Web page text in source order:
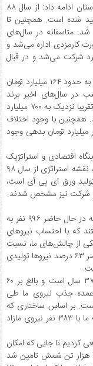
به گزارش ایسنا، مدیرعامل شرکت فولاد اکسین خوزستان ادامه داد: از سال ۸۸
فولادی تولید شده است. همچنین تا
تن ورق تولید شد. متاسفانه در سال‌های
کارمزدی اداره می‌شد و
شرکت می‌شد و در قبال
ابراهیمی با بیان اینکه زیان انباشته در پایان سال ۹۷ به حدود ۱۶۴ میلیارد تومان
در سال‌های اخیر برند
“اکسین” تخریب شده است. بدهی سال ۹۲ شرکت تقریبا نزدیک به ۷۰۰ میلیارد
همچنین با وجود اختلاف
تومان بدهی وجود
اقتصادی و استراتژیک
نگاه می‌کند که به همت نیروی متخصص در شرکت، نقشه استراتژی از سال ۹۸
تولید ورق ای پی آی است،
شرکت نیز مشخص شدند.
مدیرعامل شرکت فولاد اکسین خوزستان با بیان اینکه در حال حاضر ۹۹۶ نفر به
که با احتساب نیروهای
داریم، گفت: یکی از چالش‌های ما، نسبت
نیروی ستادی به نیروی تولیدی است که در حال حاضر ۶۳ درصد نیروها تولیدی
ابراهیمی ادامه داد: همچنین متوسط سن نیروها ۳۷ سال است و بالغ بر ۶۰
عمده جذب نیروی ما طی
شده است. بر اساس ساختاری که
شرکت دانیلی برای فولاد اکسین در نظر گرفته است ما با ۳۸۳ نفر نیروی مازاد
در تامین مواد اولیه تا پایان سال ۹۸، سعی کردیم تا جایی که امکان
دارد مواد اولیه را از استان تامین کنیم. تا امروز ۳۵۰ هزار تن شمش تامین شد